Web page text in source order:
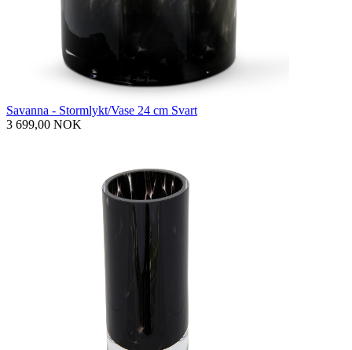
Savanna - Stormlykt/Vase 24 cm Svart
3 699,00 NOK